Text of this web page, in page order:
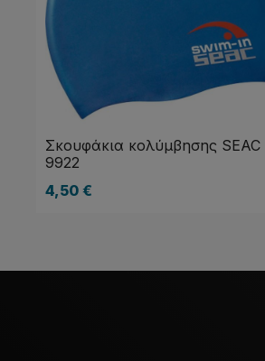
Σκουφάκια κολύμβησης SEAC
9922
4,50 €